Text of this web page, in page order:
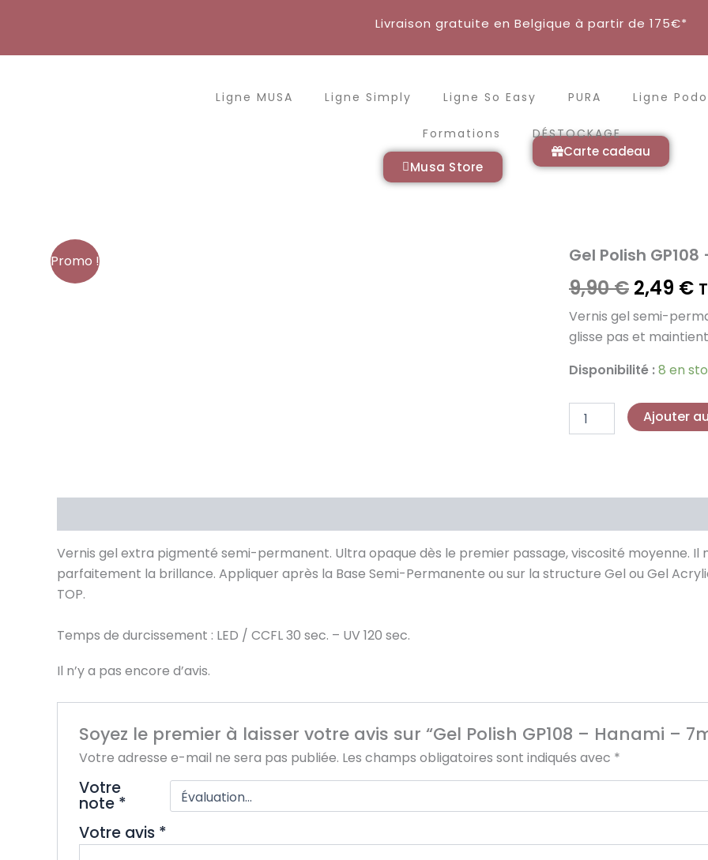
Livraison gratuite en Belgique à partir de 175€*
Ligne MUSA Ligne Simply Ligne So Easy PURA Ligne Podo
Formations DÉSTOCKAGE
Musa Store
Carte cadeau
Promo ! Gel Polish
9,90€ Le
prix
initial
était :
9,90 €.
2,49 €
Vernis gel semi-
glisse pas et
Disponibilité :8 en
quantité
Gel
Polish
GP108
-
Hanami
-
7ml
Ajouter
Vernis gel extra pigmenté semi-permanent. Ultra opaque dès le premier passage, viscosité moyenne. Il
parfaitement la brillance. Appliquer après la Base Semi-Permanente ou sur la structure Gel ou Gel
TOP.
Temps de durcissement : LED / CCFL 30 sec. – UV 120 sec.
Il n’y a pas encore d’avis.
Soyez le premier à laisser votre avis sur “Gel Polish GP108 – Hanami –
Votre adresse e-mail ne sera pas publiée. Les champs obligatoires sont indiqués avec *
Votre
note *
Votre avis *